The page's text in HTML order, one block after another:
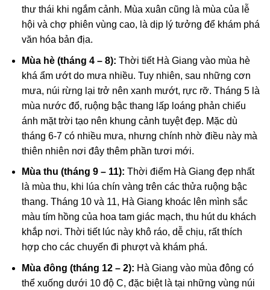
thư thái khi ngắm cảnh. Mùa xuân cũng là mùa của lễ
hội và chợ phiên vùng cao, là dịp lý tưởng để khám phá
văn hóa bản địa.
Mùa hè (tháng 4 – 8): Thời tiết Hà Giang vào mùa hè
khá ẩm ướt do mưa nhiều. Tuy nhiên, sau những cơn
mưa, núi rừng lại trở nên xanh mướt, rực rỡ. Tháng 5 là
mùa nước đổ, ruộng bậc thang lấp loáng phản chiếu
ánh mặt trời tạo nên khung cảnh tuyệt đẹp. Mặc dù
tháng 6-7 có nhiều mưa, nhưng chính nhờ điều này mà
thiên nhiên nơi đây thêm phần tươi mới.
Mùa thu (tháng 9 – 11): Thời điểm Hà Giang đẹp nhất
là mùa thu, khi lúa chín vàng trên các thửa ruộng bậc
thang. Tháng 10 và 11, Hà Giang khoác lên mình sắc
màu tím hồng của hoa tam giác mạch, thu hút du khách
khắp nơi. Thời tiết lúc này khô ráo, dễ chịu, rất thích
hợp cho các chuyến đi phượt và khám phá.
Mùa đông (tháng 12 – 2): Hà Giang vào mùa đông có
thể xuống dưới 10 độ C, đặc biệt là tại những vùng núi